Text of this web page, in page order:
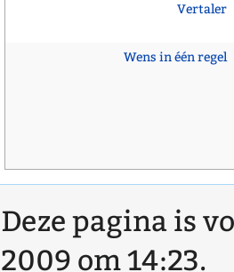
Vertaler
Wens in één regel
Deze pagina is
2009 om 14:23.